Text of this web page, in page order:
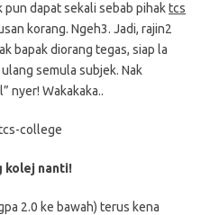
pun dapat sekali sebab pihaktcs
korang. Ngeh3. Jadi, rajin2
bapak diorang tegas, siap la
semula subjek. Nak
nyer! Wakakaka..
kolej nanti!
2.0 ke bawah) terus kena